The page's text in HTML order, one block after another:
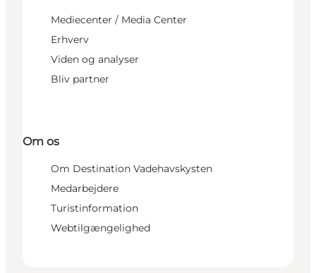
Mediecenter / Media Center
Erhverv
Viden og analyser
Bliv partner
Om os
Om Destination Vadehavskysten
Medarbejdere
Turistinformation
Webtilgængelighed